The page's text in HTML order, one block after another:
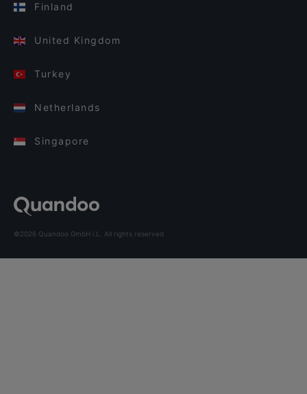
Finland
United Kingdom
Turkey
Netherlands
Singapore
©2026 Quandoo GmbH i.L. All rights reserved